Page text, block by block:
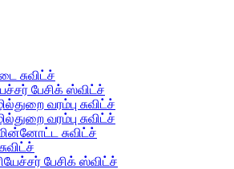
சுவிட்ச்
பேசிக் ஸ்விட்ச்
வரம்பு சுவிட்ச்
வரம்பு சுவிட்ச்
மின்னோட்ட சுவிட்ச்
பேசிக் ஸ்விட்ச்